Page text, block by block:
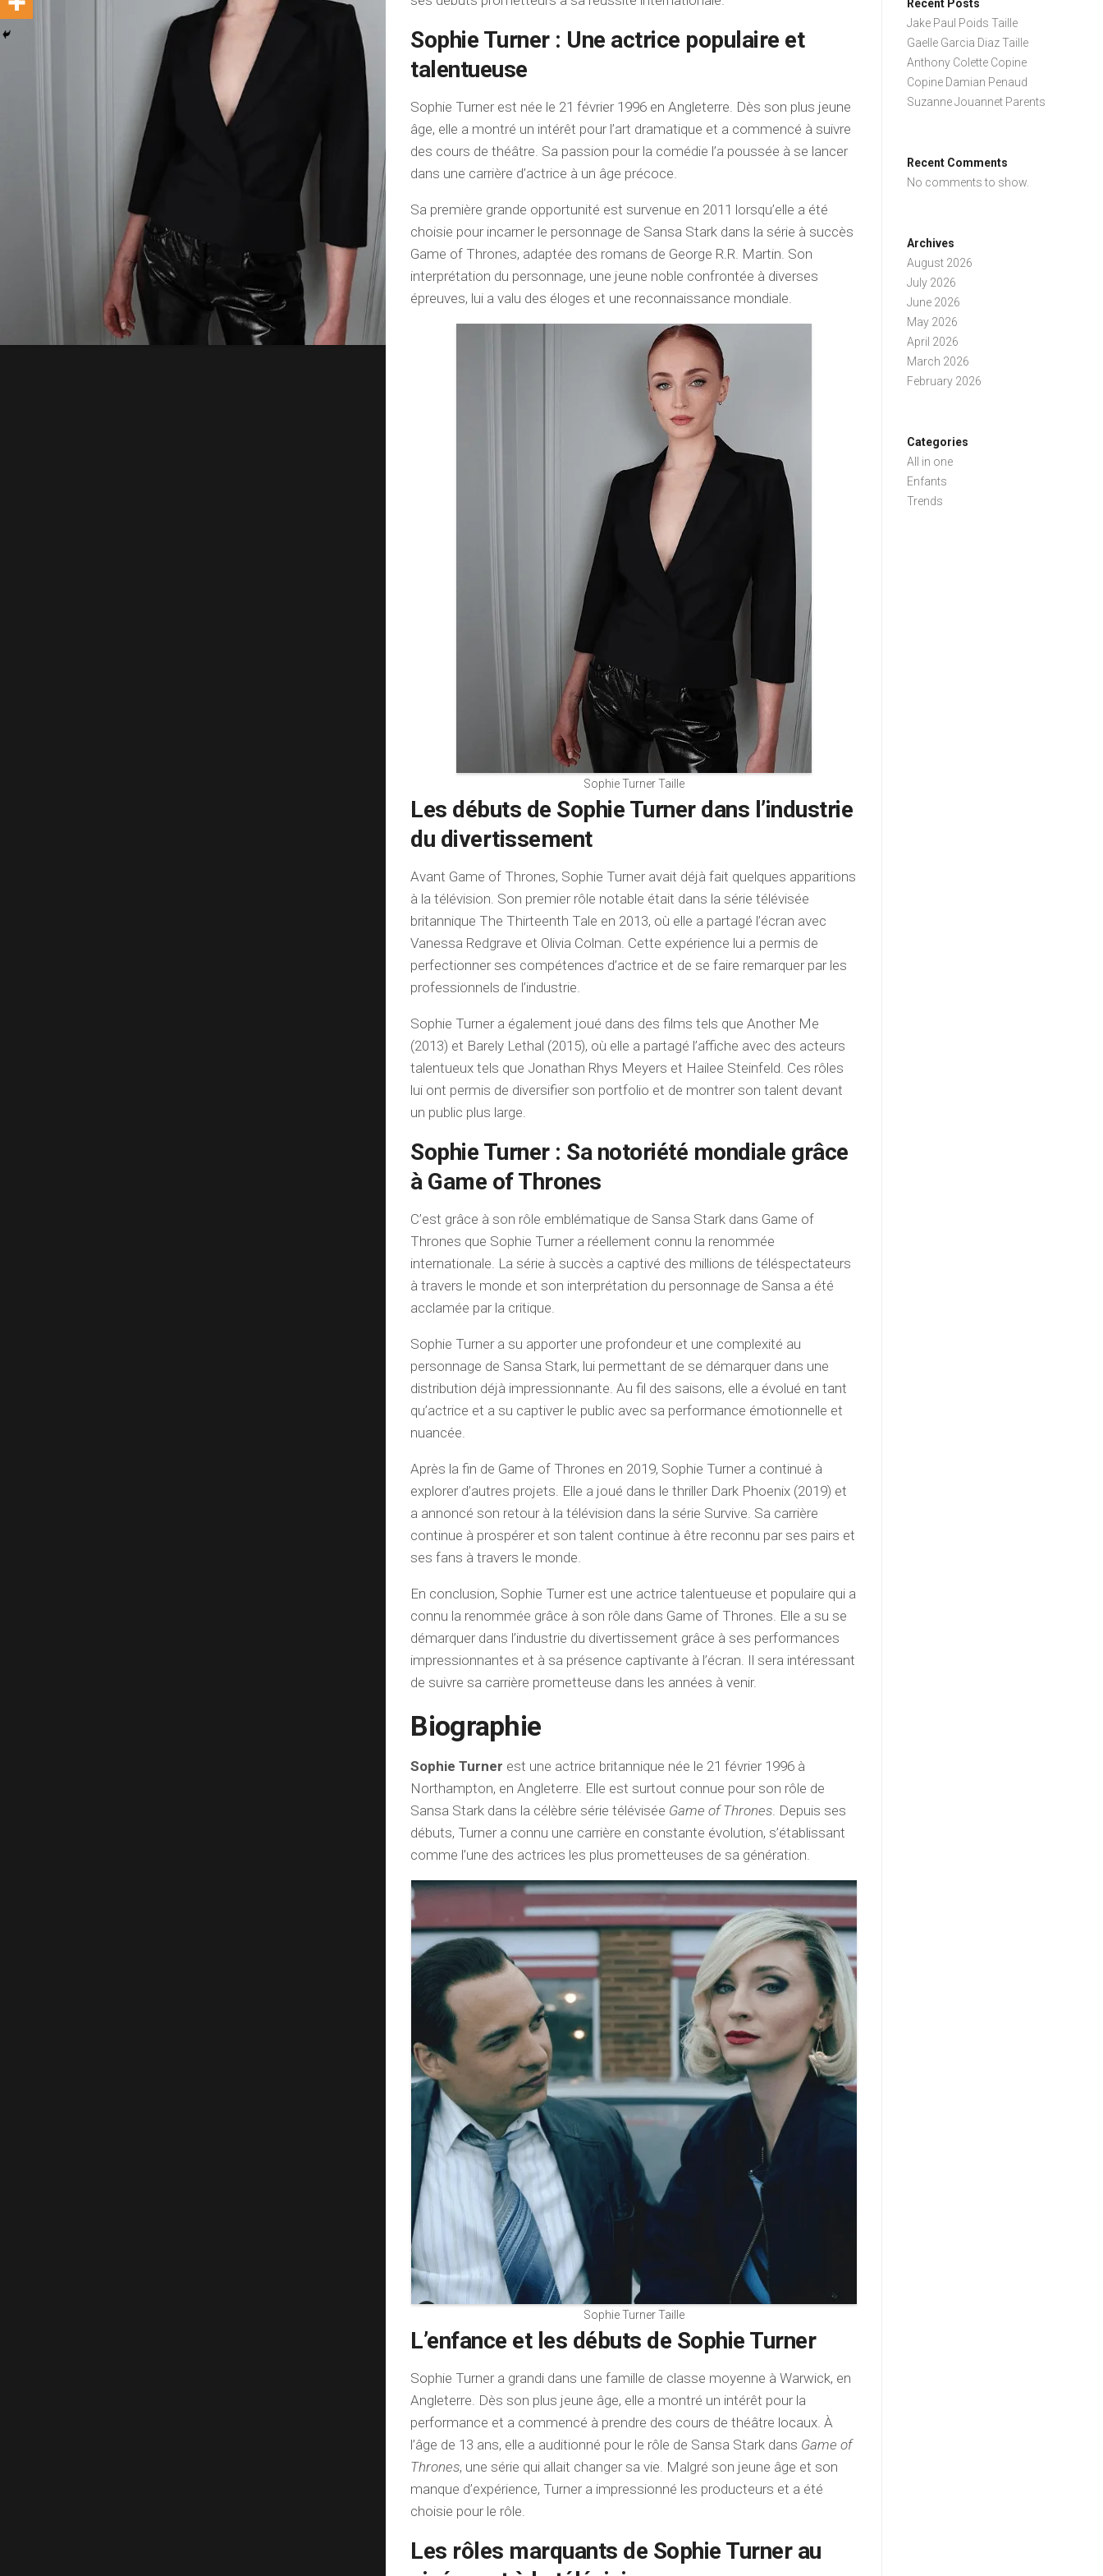
Sophie Turner : Une actrice populaire et
talentueuse
Sophie Turner est née le 21 février 1996 en Angleterre. Dès son plus jeune
âge, elle a montré un intérêt pour l’art dramatique et a commencé à suivre
des cours de théâtre. Sa passion pour la comédie l’a poussée à se lancer
dans une carrière d’actrice à un âge précoce.
Sa première grande opportunité est survenue en 2011 lorsqu’elle a été
choisie pour incarner le personnage de Sansa Stark dans la série à succès
Game of Thrones, adaptée des romans de George R.R. Martin. Son
interprétation du personnage, une jeune noble confrontée à diverses
épreuves, lui a valu des éloges et une reconnaissance mondiale.
Sophie Turner Taille
Les débuts de Sophie Turner dans l’industrie
du divertissement
Avant Game of Thrones, Sophie Turner avait déjà fait quelques apparitions
à la télévision. Son premier rôle notable était dans la série télévisée
britannique The Thirteenth Tale en 2013, où elle a partagé l’écran avec
Vanessa Redgrave et Olivia Colman. Cette expérience lui a permis de
perfectionner ses compétences d’actrice et de se faire remarquer par les
professionnels de l’industrie.
Sophie Turner a également joué dans des films tels que Another Me
(2013) et Barely Lethal (2015), où elle a partagé l’affiche avec des acteurs
talentueux tels que Jonathan Rhys Meyers et Hailee Steinfeld. Ces rôles
lui ont permis de diversifier son portfolio et de montrer son talent devant
un public plus large.
Sophie Turner : Sa notoriété mondiale grâce
à Game of Thrones
C’est grâce à son rôle emblématique de Sansa Stark dans Game of
Thrones que Sophie Turner a réellement connu la renommée
internationale. La série à succès a captivé des millions de téléspectateurs
à travers le monde et son interprétation du personnage de Sansa a été
acclamée par la critique.
Sophie Turner a su apporter une profondeur et une complexité au
personnage de Sansa Stark, lui permettant de se démarquer dans une
distribution déjà impressionnante. Au fil des saisons, elle a évolué en tant
qu’actrice et a su captiver le public avec sa performance émotionnelle et
nuancée.
Après la fin de Game of Thrones en 2019, Sophie Turner a continué à
explorer d’autres projets. Elle a joué dans le thriller Dark Phoenix (2019) et
a annoncé son retour à la télévision dans la série Survive. Sa carrière
continue à prospérer et son talent continue à être reconnu par ses pairs et
ses fans à travers le monde.
En conclusion, Sophie Turner est une actrice talentueuse et populaire qui a
connu la renommée grâce à son rôle dans Game of Thrones. Elle a su se
démarquer dans l’industrie du divertissement grâce à ses performances
impressionnantes et à sa présence captivante à l’écran. Il sera intéressant
de suivre sa carrière prometteuse dans les années à venir.
Biographie
Sophie Turner est une actrice britannique née le 21 février 1996 à
Northampton, en Angleterre. Elle est surtout connue pour son rôle de
Sansa Stark dans la célèbre série télévisée Game of Thrones. Depuis ses
débuts, Turner a connu une carrière en constante évolution, s’établissant
comme l’une des actrices les plus prometteuses de sa génération.
Sophie Turner Taille
L’enfance et les débuts de Sophie Turner
Sophie Turner a grandi dans une famille de classe moyenne à Warwick, en
Angleterre. Dès son plus jeune âge, elle a montré un intérêt pour la
performance et a commencé à prendre des cours de théâtre locaux. À
l’âge de 13 ans, elle a auditionné pour le rôle de Sansa Stark dans Game of
Thrones, une série qui allait changer sa vie. Malgré son jeune âge et son
manque d’expérience, Turner a impressionné les producteurs et a été
choisie pour le rôle.
Les rôles marquants de Sophie Turner au
Recent Posts
Jake Paul Poids Taille
Gaelle Garcia Diaz Taille
Anthony Colette Copine
Copine Damian Penaud
Suzanne Jouannet Parents
Recent Comments
No comments to show.
Archives
August 2026
July 2026
June 2026
May 2026
April 2026
March 2026
February 2026
Categories
All in one
Enfants
Trends